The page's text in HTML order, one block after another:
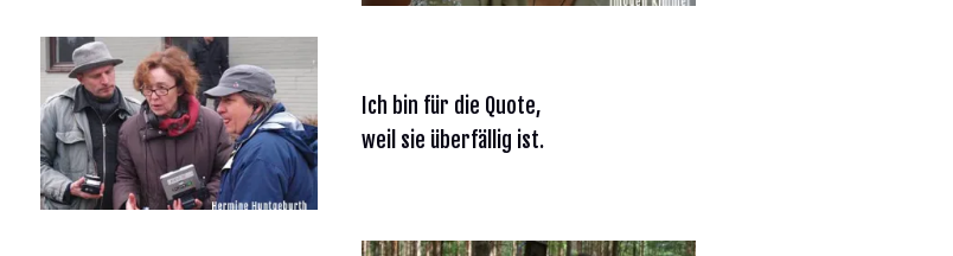
Ich bin für die Quote,
weil sie überfällig ist.